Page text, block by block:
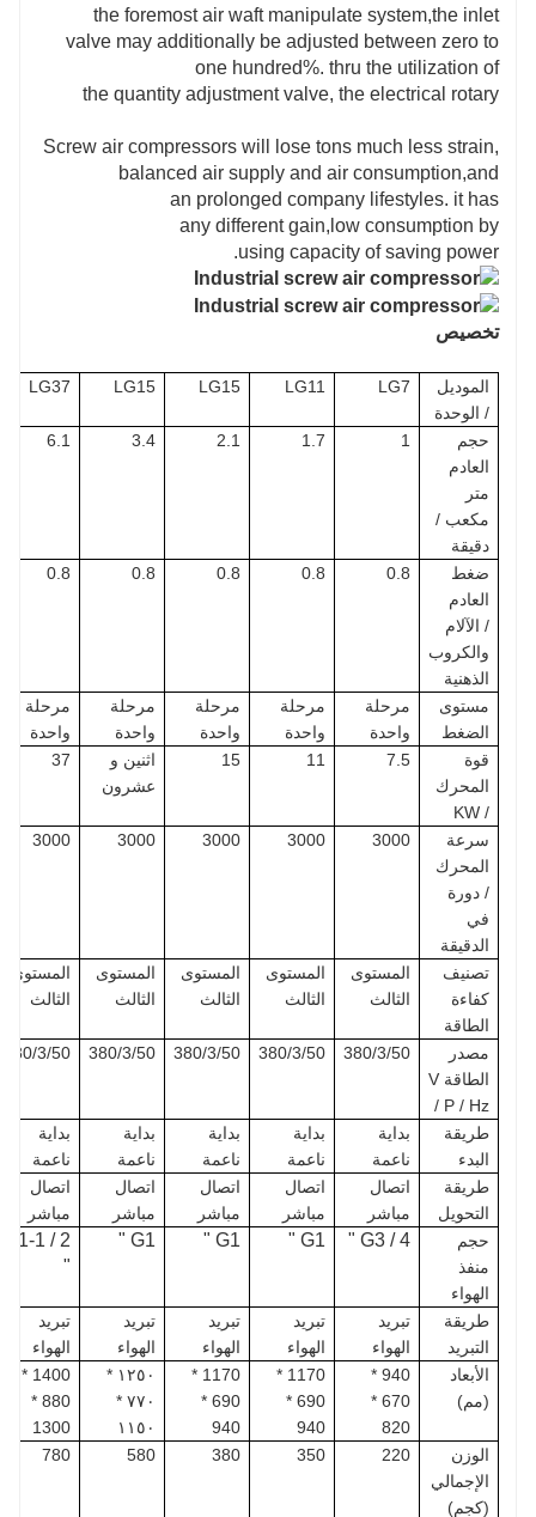
the foremost air waft manipulate system,the inlet
valve may additionally be adjusted between zero to
one hundred%. thru the utilization of
the quantity adjustment valve, the electrical rotary
Screw air compressors will lose tons much less strain,
balanced air supply and air consumption,and
an prolonged company lifestyles. it has
any different gain,low consumption by
using capacity of saving power.
تخصيص
الموديل
/ الوحدة
LG7
LG11
LG15
LG15
LG37
حجم
العادم
متر
مكعب /
دقيقة
1
1.7
2.1
3.4
6.1
ضغط
العادم
/ الآلام
والكروب
الذهنية
0.8
0.8
0.8
0.8
0.8
مستوى
الضغط
مرحلة
واحدة
مرحلة
واحدة
مرحلة
واحدة
مرحلة
واحدة
مرحلة
واحدة
قوة
المحرك
/ KW
7.5
11
15
اثنين و
عشرون
37
سرعة
المحرك
/ دورة
في
الدقيقة
3000
3000
3000
3000
3000
تصنيف
كفاءة
الطاقة
المستوى
الثالث
المستوى
الثالث
المستوى
الثالث
المستوى
الثالث
المستوى
الثالث
مصدر
الطاقة V
/ P / Hz
380/3/50
380/3/50
380/3/50
380/3/50
380/3/50
طريقة
البدء
بداية
ناعمة
بداية
ناعمة
بداية
ناعمة
بداية
ناعمة
بداية
ناعمة
طريقة
التحويل
اتصال
مباشر
اتصال
مباشر
اتصال
مباشر
اتصال
مباشر
اتصال
مباشر
حجم
منفذ
الهواء
G3 / 4 "
G1 "
G1 "
G1 "
G1-1 / 2
"
طريقة
التبريد
تبريد
الهواء
تبريد
الهواء
تبريد
الهواء
تبريد
الهواء
تبريد
الهواء
الأبعاد
(مم)
940 *
670 *
820
1170 *
690 *
940
1170 *
690 *
940
١٢٥٠ *
٧٧٠ *
١١٥٠
1400 *
880 *
1300
الوزن
الإجمالي
(كجم)
220
350
380
580
780